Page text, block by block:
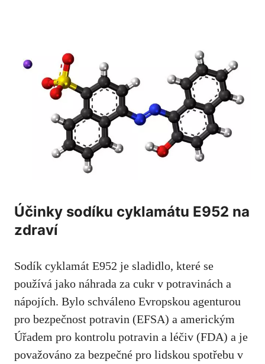
Účinky sodíku cyklamátu E952 na
zdraví
Sodík cyklamát E952 je sladidlo, které se
používá jako náhrada za cukr v potravinách a
nápojích. Bylo schváleno Evropskou agenturou
pro bezpečnost potravin (EFSA) a americkým
Úřadem pro kontrolu potravin a léčiv (FDA) a je
považováno za bezpečné pro lidskou spotřebu v